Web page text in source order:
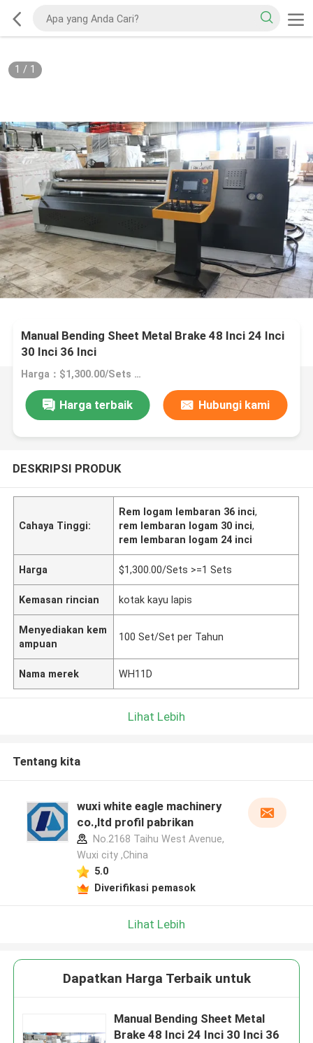
1 / 1
Manual Bending Sheet Metal Brake 48 Inci 24 Inci
30 Inci 36 Inci
Harga：$1,300.00/Sets >=1 Sets
Harga terbaik Hubungi kami
DESKRIPSI PRODUK
Cahaya Tinggi:
Rem logam lembaran 36 inci,
rem lembaran logam 30 inci,
rem lembaran logam 24 inci
Harga $1,300.00/Sets >=1 Sets
Kemasan rincian kotak kayu lapis
Menyediakan kem
ampuan
100 Set/Set per Tahun
Nama merek WH11D
Lihat Lebih
Tentang kita
wuxi white eagle machinery
co.,ltd profil pabrikan
No.2168 Taihu West Avenue,
Wuxi city ,China
5.0
Diverifikasi pemasok
Lihat Lebih
Dapatkan Harga Terbaik untuk
Manual Bending Sheet Metal
Brake 48 Inci 24 Inci 30 Inci 36